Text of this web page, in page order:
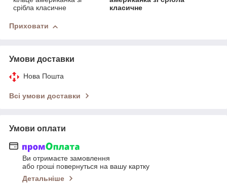
срібла класичне
класичне
Приховати
Умови доставки
Нова Пошта
Всі умови доставки
Умови оплати
Ви отримаєте замовлення
або гроші повернуться на вашу картку
Детальніше